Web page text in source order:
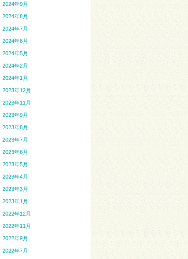
2024年9月
2024年8月
2024年7月
2024年6月
2024年5月
2024年2月
2024年1月
2023年12月
2023年11月
2023年9月
2023年8月
2023年7月
2023年6月
2023年5月
2023年4月
2023年3月
2023年1月
2022年12月
2022年11月
2022年9月
2022年7月